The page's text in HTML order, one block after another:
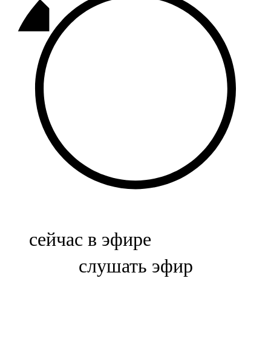
Базарлы матак
107,1 FM
Балык бистәсе
104,9 FM
Баулы
107,5 FM
Биләр
Болгар
сейчас в эфире
слушать эфир